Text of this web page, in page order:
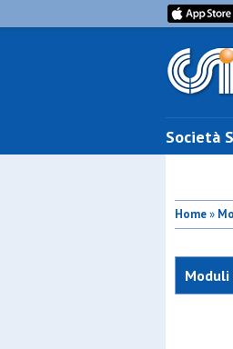
Società
Home»